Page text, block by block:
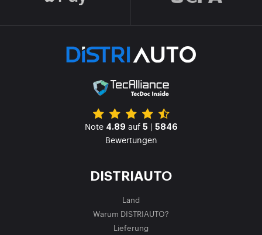
Note 4.89 auf 5 | 5846
Bewertungen
DISTRIAUTO
Land
Warum DISTRIAUTO?
Lieferung